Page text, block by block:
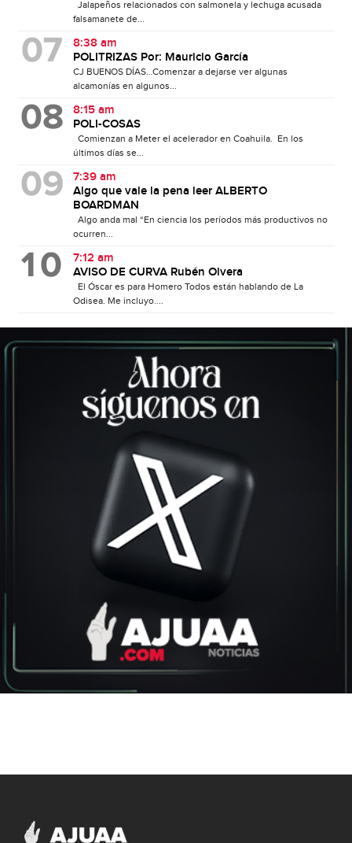
Jalapeños relacionados con salmonela y lechuga acusada
falsamanete de...
8:38 am
POLITRIZAS Por: Mauricio García
CJ BUENOS DÍAS…Comenzar a dejarse ver algunas
alcamonías en algunos...
8:15 am
POLI-COSAS
Comienzan a Meter el acelerador en Coahuila. En los
últimos días se...
7:39 am
Algo que vale la pena leer ALBERTO
BOARDMAN
Algo anda mal “En ciencia los períodos más productivos no
ocurren...
7:12 am
AVISO DE CURVA Rubén Olvera
El Óscar es para Homero Todos están hablando de La
Odisea. Me incluyo....